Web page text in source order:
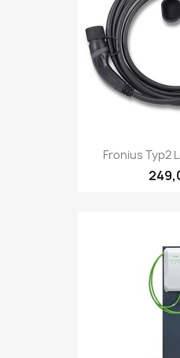
Fronius Typ2